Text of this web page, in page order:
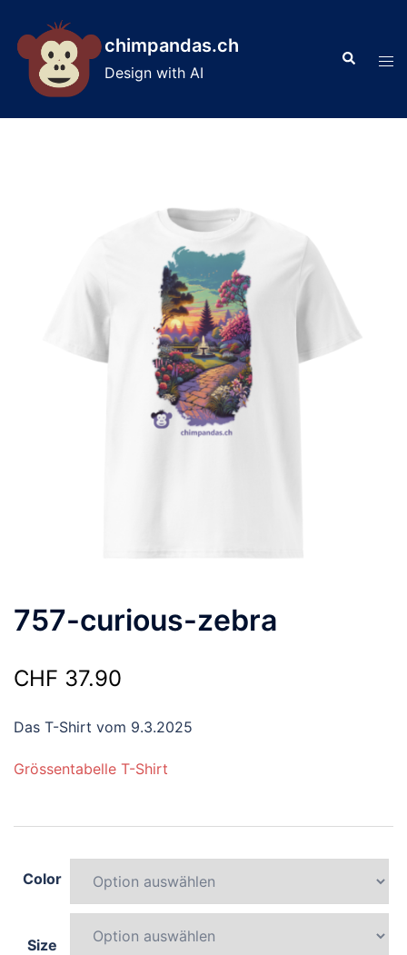
content
chimpandas.ch
Design with AI
Search
757-curious-zebra
CHF 37.90
Das T-Shirt vom 9.3.2025
Grössentabelle T-Shirt
Color
Size